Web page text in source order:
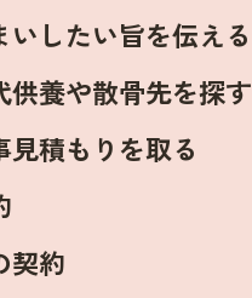
したい旨を伝える
養や散骨先を探す
積もりを取る
契約